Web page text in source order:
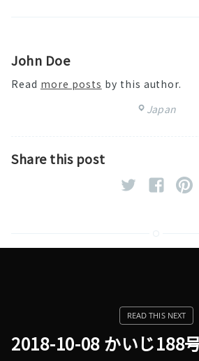
John Doe
Read more posts by this author.
Japan
Share this post
2018-10-08 かいじ188